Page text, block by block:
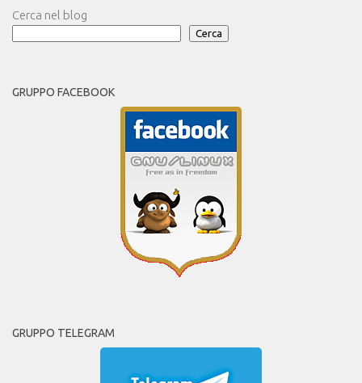
Cerca nel blog
Cerca
GRUPPO FACEBOOK
GRUPPO TELEGRAM